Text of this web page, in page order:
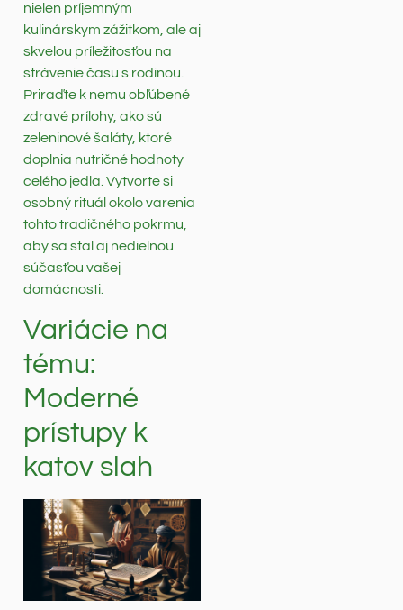
nielen príjemným
kulinárskym zážitkom, ale aj
skvelou príležitosťou na
strávenie času s rodinou.
Priraďte k nemu obľúbené
zdravé prílohy, ako sú
zeleninové šaláty, ktoré
doplnia nutričné hodnoty
celého jedla. Vytvorte si
osobný rituál okolo varenia
tohto tradičného pokrmu,
aby sa stal aj nedielnou
súčasťou vašej
domácnosti.
Variácie na
tému:
Moderné
prístupy k
katov slah